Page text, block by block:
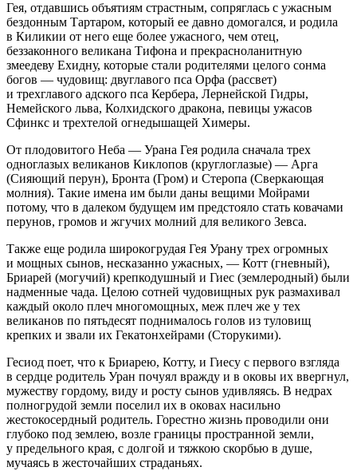
Гея, отдавшись объятиям страстным, сопряглась с ужасным
бездонным Тартаром, который ее давно домогался, и родила
в Киликии от него еще более ужасного, чем отец,
беззаконного великана Тифона и прекрасноланитную
змеедеву Ехидну, которые стали родителями целого сонма
богов — чудовищ: двуглавого пса Орфа (рассвет)
и трехглавого адского пса Кербера, Лернейской Гидры,
Немейского льва, Колхидского дракона, певицы ужасов
Сфинкс и трехтелой огнедышащей Химеры.
От плодовитого Неба — Урана Гея родила сначала трех
одноглазых великанов Киклопов (круглоглазые) — Арга
(Сияющий перун), Бронта (Гром) и Стеропа (Сверкающая
молния). Такие имена им были даны вещими Мойрами
потому, что в далеком будущем им предстояло стать ковачами
перунов, громов и жгучих молний для великого Зевса.
Также еще родила широкогрудая Гея Урану трех огромных
и мощных сынов, несказанно ужасных, — Котт (гневный),
Бриарей (могучий) крепкодушный и Гиес (землеродный) были
надменные чада. Целою сотней чудовищных рук размахивал
каждый около плеч многомощных, меж плеч же у тех
великанов по пятьдесят поднималось голов из туловищ
крепких и звали их Гекатонхейрами (Сторукими).
Гесиод поет, что к Бриарею, Котту, и Гиесу с первого взгляда
в сердце родитель Уран почуял вражду и в оковы их ввергнул,
мужеству гордому, виду и росту сынов удивляясь. В недрах
полногрудой земли поселил их в оковах насильно
жестокосердный родитель. Горестно жизнь проводили они
глубоко под землею, возле границы пространной земли,
у предельного края, с долгой и тяжкою скорбью в душе,
мучаясь в жесточайших страданьях.